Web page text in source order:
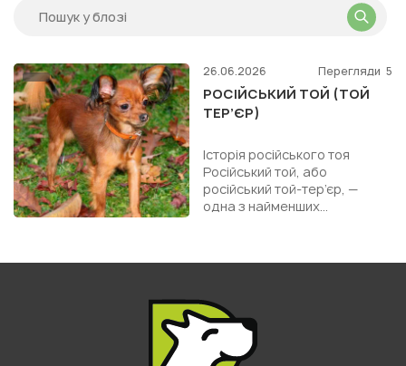
26.06.2026 Перегляди 5
РОСІЙСЬКИЙ ТОЙ (ТОЙ
ТЕР’ЄР)
Історія російського тоя
Російський той, або
російський той-тер’єр, —
одна з найменших